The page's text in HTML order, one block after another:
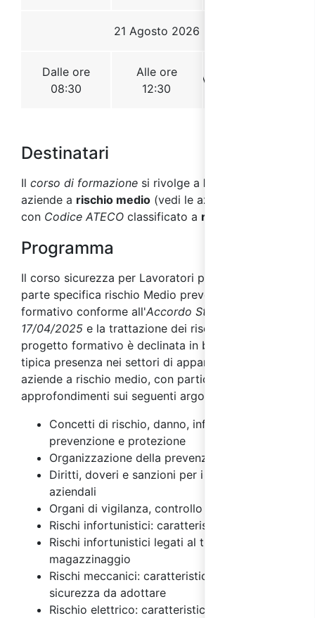
Destinatari
Il corso di formazione si rivolge a lavoratori
aziende a rischio medio (vedi le aziende
con Codice ATECO classificato a rischio medio
Programma
Il corso sicurezza per Lavoratori parte generale +
parte specifica rischio Medio prevede un percorso
formativo conforme all'Accordo Stato Regioni del
17/04/2025 e la trattazione dei rischi previsti dal
progetto formativo è declinata in base alla loro
tipica presenza nei settori di appartenenza delle
aziende a rischio medio, con particolari
approfondimenti sui seguenti argomenti:
Concetti di rischio, danno, infortunio,
prevenzione e protezione
Organizzazione della prevenzione aziendale
Diritti, doveri e sanzioni per i vari soggetti
aziendali
Organi di vigilanza, controllo e assistenza
Rischi infortunistici: caratteristiche
Rischi infortunistici legati al trasporto e
magazzinaggio
Rischi meccanici: caratteristiche e misure di
sicurezza da adottare
Rischio elettrico: caratteristiche, misure di